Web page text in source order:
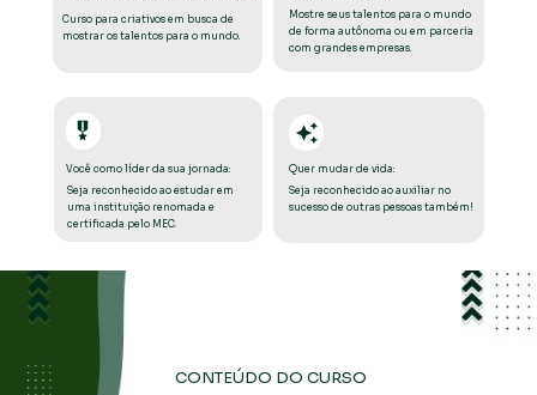
Mostre seus talentos para o mundo
de forma autônoma ou em parceria
com grandes empresas.
Curso para criativos em busca de
mostrar os talentos para o mundo.
Quer mudar de vida:
Você como líder da sua jornada:
Seja reconhecido ao estudar em
uma instituição renomada e
certificada pelo MEC.
Seja reconhecido ao auxiliar no
sucesso de outras pessoas também!
CONTEÚDO DO CURSO